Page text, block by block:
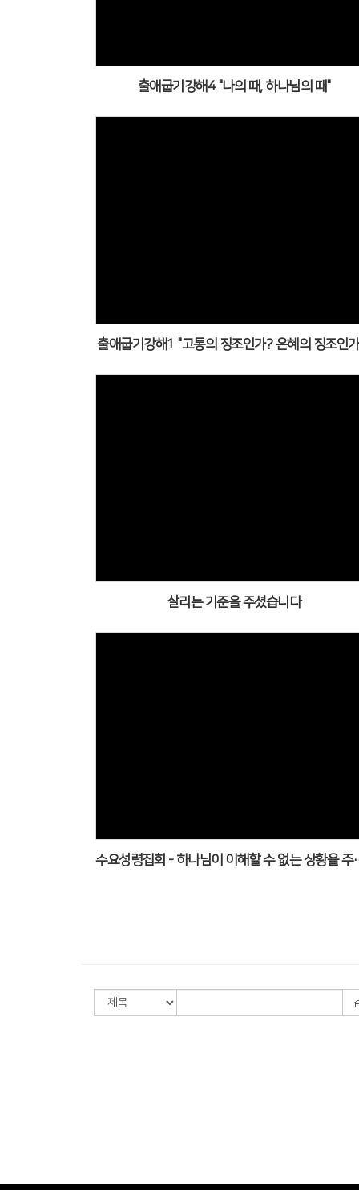
출애굽기강해4 "나의 때, 하나님의 때"
출애굽기강해1 "고통의 징조인가? 은혜의 징조인
살리는 기준을 주셨습니다
수요성령집회 - 하나님